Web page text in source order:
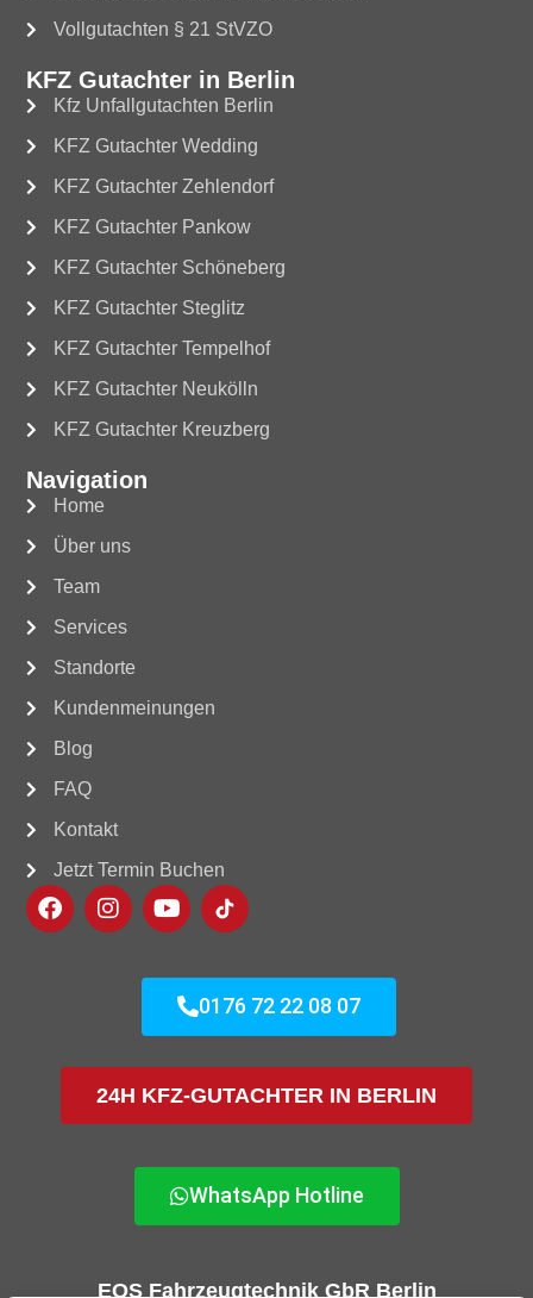
Vollgutachten § 21 StVZO
KFZ Gutachter in Berlin
Kfz Unfallgutachten Berlin
KFZ Gutachter Wedding
KFZ Gutachter Zehlendorf
KFZ Gutachter Pankow
KFZ Gutachter Schöneberg
KFZ Gutachter Steglitz
KFZ Gutachter Tempelhof
KFZ Gutachter Neukölln
KFZ Gutachter Kreuzberg
Navigation
Home
Über uns
Team
Services
Standorte
Kundenmeinungen
Blog
FAQ
Kontakt
Jetzt Termin Buchen
0176 72 22 08 07
24H KFZ-GUTACHTER IN BERLIN
WhatsApp Hotline
EOS Fahrzeugtechnik GbR Berlin